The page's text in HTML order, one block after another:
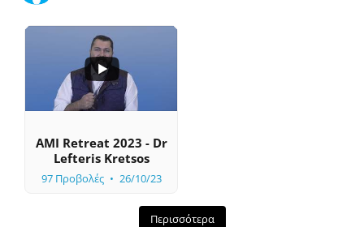
0
AMI Retreat 2023 - Dr
Lefteris Kretsos
97 Προβολές 26/10/23
Περισσότερα